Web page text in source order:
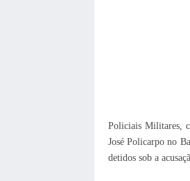
Policiais Militares,
José Policarpo no
detidos sob a